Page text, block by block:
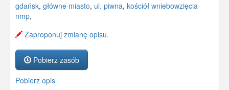
gdańsk, główne miasto, ul. piwna, kościół wniebowzięcia
nmp,
Zaproponuj zmianę opisu.
Pobierz zasób
Pobierz opis